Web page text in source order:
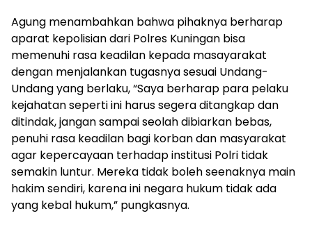
Agung menambahkan bahwa pihaknya berharap
aparat kepolisian dari Polres Kuningan bisa
memenuhi rasa keadilan kepada masayarakat
dengan menjalankan tugasnya sesuai Undang-
Undang yang berlaku, “Saya berharap para pelaku
kejahatan seperti ini harus segera ditangkap dan
ditindak, jangan sampai seolah dibiarkan bebas,
penuhi rasa keadilan bagi korban dan masyarakat
agar kepercayaan terhadap institusi Polri tidak
semakin luntur. Mereka tidak boleh seenaknya main
hakim sendiri, karena ini negara hukum tidak ada
yang kebal hukum,” pungkasnya.